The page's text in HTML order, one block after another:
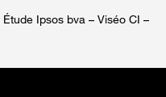
Étude Ipsos bva – Viséo CI –